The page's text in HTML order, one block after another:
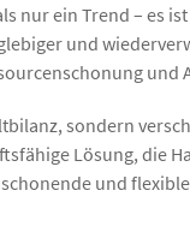
nur ein Trend – es
und
und
sondern
Lösung, die
und